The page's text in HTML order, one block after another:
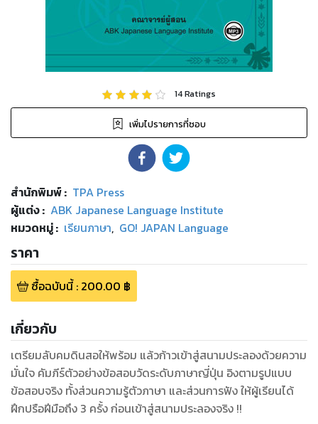
14Ratings
เพิ่มไปรายการที่ชอบ
สำนักพิมพ์: TPA Press
ผู้แต่ง : ABK Japanese Language Institute
หมวดหมู่: เรียนภาษา, GO! JAPAN Language
ราคา
ซื้อฉบับนี้: 200.00 ฿
เกี่ยวกับ
เตรียมลับคมดินสอให้พร้อม แล้วก้าวเข้าสู่สนามประลองด้วยความ
มั่นใจ คัมภีร์ตัวอย่างข้อสอบวัดระดับภาษาญี่ปุ่น อิงตามรูปแบบ
ข้อสอบจริง ทั้งส่วนความรู้ตัวภาษา และส่วนการฟัง ให้ผู้เรียนได้
ฝึกปรือฝีมือถึง 3 ครั้ง ก่อนเข้าสู่สนามประลองจริง !!